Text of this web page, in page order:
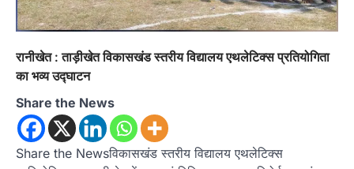
रानीखेत : ताड़ीखेत विकासखंड स्तरीय विद्यालय एथलेटिक्स प्रतियोगिता
का भव्य उद्घाटन
Share the News
Share the Newsविकासखंड स्तरीय विद्यालय एथलेटिक्स